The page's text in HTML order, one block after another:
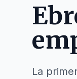
La